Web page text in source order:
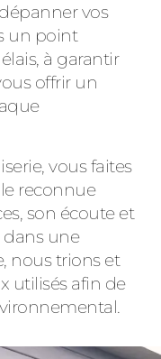
vos
un point
à garantir
offrir un
vous faites
reconnue
son écoute et
dans une
nous trions et
utilisés afin de